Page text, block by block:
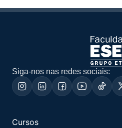
Siga-nos nas redes sociais:
Cursos